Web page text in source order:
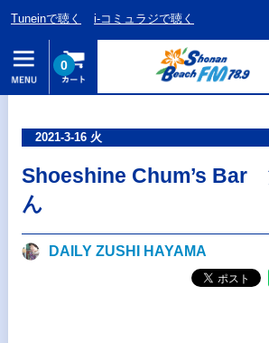
Tuneinで聴く i-コミュラジで聴く
0
2021-3-16 火
Shoeshine Chum’s
ん
DAILY ZUSHI HAYAMA